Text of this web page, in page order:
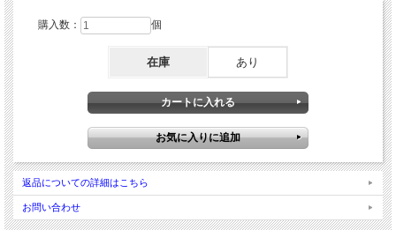
購入数： 個
在庫 あり
返品についての詳細はこちら
お問い合わせ